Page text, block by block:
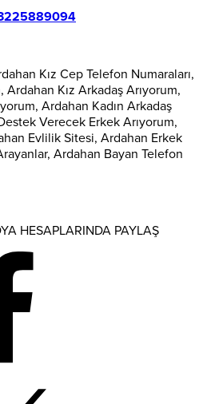
Kız Cep Telefon Numaraları,
Kız Arkadaş Arıyorum,
Ardahan Kadın Arkadaş
Verecek Erkek Arıyorum,
Evlilik Sitesi, Ardahan Erkek
Ardahan Bayan Telefon
HESAPLARINDA PAYLAŞ